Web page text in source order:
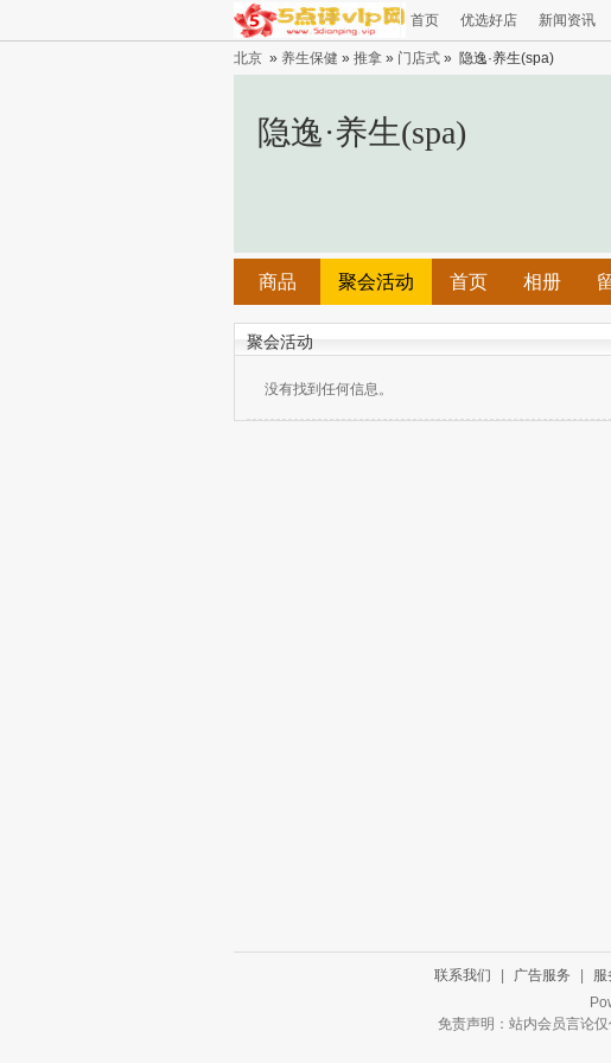
首页 优选好店 新闻资讯
北京 » 养生保健 » 推拿 » 门店式 » 隐逸·养生(spa)
隐逸·养生(spa)
商品 聚会活动 首页 相册
聚会活动
没有找到任何信息。
联系我们 广告服务 服
免责声明：站内会员言论